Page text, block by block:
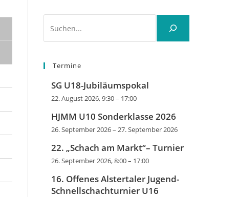
Termine
SG U18-Jubiläumspokal
22. August 2026, 9:30– 17:00
HJMM U10 Sonderklasse 2026
26. September 2026– 27. September 2026
22. „Schach am Markt“– Turnier
26. September 2026, 8:00– 17:00
16. Offenes Alstertaler Jugend-
Schnellschachturnier U16